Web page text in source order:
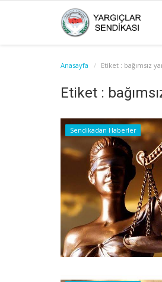
Anasayfa Etiket : bağımsız
Etiket :
Sendikadan Haberler